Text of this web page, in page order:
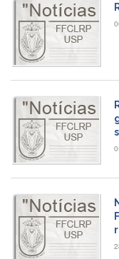
Dissertações
e
Teses
PAE
(CAPES)
Twitter
PESQUISA
A
Pesquisa
Pesquisadores
Oportunidades